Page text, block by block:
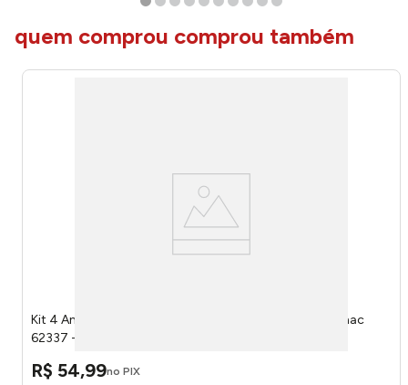
quem comprou comprou também
Kit 4 Anéis Para Guardanapo Two Flowers Branco Zamac
62337 - Wolff
R$ 54,99no PIX